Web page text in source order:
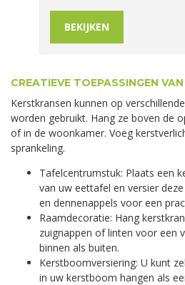
BEKIJKEN
CREATIEVE TOEPASSINGEN
Kerstkransen kunnen op
worden gebruikt. Hang ze boven de
of in de woonkamer. Voeg
sprankeling.
Tafelcentrumstuk: Plaats een
van uw eettafel en versier
en dennenappels voor een
Raamdecoratie: Hang
zuignappen of linten voor een
binnen als buiten.
Kerstboomversiering: U kunt
in uw kerstboom hangen als